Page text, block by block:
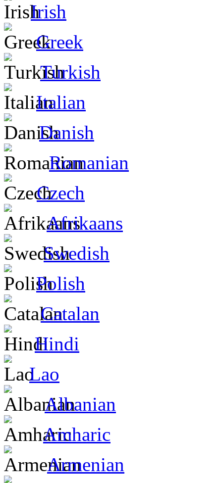
Irish
Greek
Turkish
Italian
Danish
Romanian
Czech
Afrikaans
Swedish
Polish
Catalan
Hindi
Lao
Albanian
Amharic
Armenian